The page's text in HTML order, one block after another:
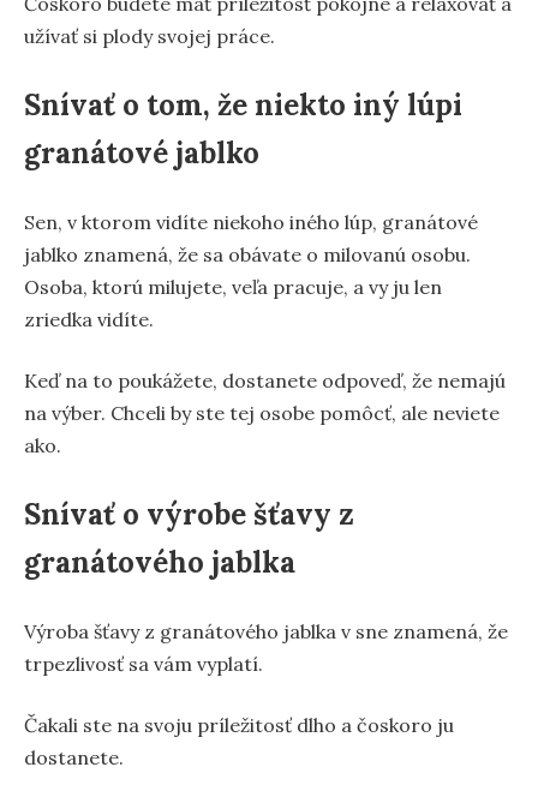
užívať si plody svojej práce.
Snívať o tom, že niekto iný lúpi
granátové jablko
Sen, v ktorom vidíte niekoho iného lúp, granátové
jablko znamená, že sa obávate o milovanú osobu.
Osoba, ktorú milujete, veľa pracuje, a vy ju len
zriedka vidíte.
Keď na to poukážete, dostanete odpoveď, že nemajú
na výber. Chceli by ste tej osobe pomôcť, ale neviete
ako.
Snívať o výrobe šťavy z
granátového jablka
Výroba šťavy z granátového jablka v sne znamená, že
trpezlivosť sa vám vyplatí.
Čakali ste na svoju príležitosť dlho a čoskoro ju
dostanete.